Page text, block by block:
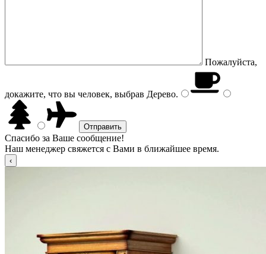
Пожалуйста,
докажите, что вы человек, выбрав Дерево.
Спасибо за Ваше сообщение!
Наш менеджер свяжется с Вами в ближайшее время.